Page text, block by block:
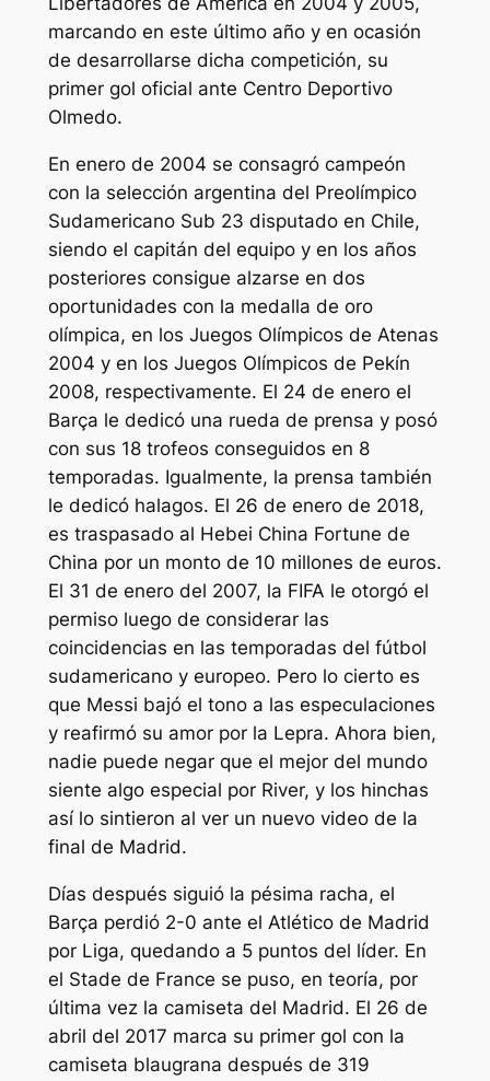
marcando en este último año y en ocasión
de desarrollarse dicha competición, su
primer gol oficial ante Centro Deportivo
Olmedo.
En enero de 2004 se consagró campeón
con la selección argentina del Preolímpico
Sudamericano Sub 23 disputado en Chile,
siendo el capitán del equipo y en los años
posteriores consigue alzarse en dos
oportunidades con la medalla de oro
olímpica, en los Juegos Olímpicos de Atenas
2004 y en los Juegos Olímpicos de Pekín
2008, respectivamente. El 24 de enero el
Barça le dedicó una rueda de prensa y posó
con sus 18 trofeos conseguidos en 8
temporadas. Igualmente, la prensa también
le dedicó halagos. El 26 de enero de 2018,
es traspasado al Hebei China Fortune de
China por un monto de 10 millones de euros.
El 31 de enero del 2007, la FIFA le otorgó el
permiso luego de considerar las
coincidencias en las temporadas del fútbol
sudamericano y europeo. Pero lo cierto es
que Messi bajó el tono a las especulaciones
y reafirmó su amor por la Lepra. Ahora bien,
nadie puede negar que el mejor del mundo
siente algo especial por River, y los hinchas
así lo sintieron al ver un nuevo video de la
final de Madrid.
Días después siguió la pésima racha, el
Barça perdió 2-0 ante el Atlético de Madrid
por Liga, quedando a 5 puntos del líder. En
el Stade de France se puso, en teoría, por
última vez la camiseta del Madrid. El 26 de
abril del 2017 marca su primer gol con la
camiseta blaugrana después de 319